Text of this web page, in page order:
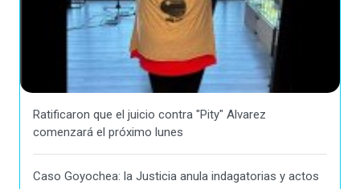
Ratificaron que el juicio contra "Pity" Alvarez
comenzará el próximo lunes
Caso Goyochea: la Justicia anula indagatorias y actos